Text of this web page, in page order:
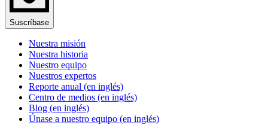
Suscríbase
Nuestra misión
Nuestra historia
Nuestro equipo
Nuestros expertos
Reporte anual (en inglés)
Centro de medios (en inglés)
Blog (en inglés)
Únase a nuestro equipo (en inglés)